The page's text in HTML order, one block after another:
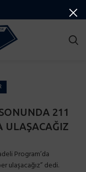
211
ULAŞACAĞIZ
Program’da
ulaşacağız” dedi.